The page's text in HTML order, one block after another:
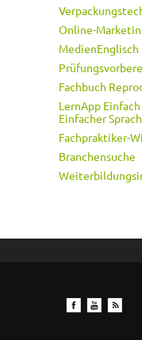
Online-
MedienEnglisch
Fachbuch
LernApp
Einfacher
Fachpraktiker-
Branchensuche